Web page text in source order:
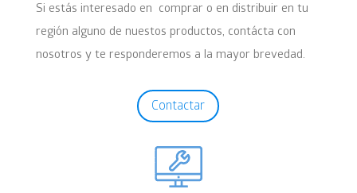
Si estás interesado en comprar o en distribuir en tu
región alguno de nuestos productos, contácta con
nosotros y te responderemos a la mayor brevedad.
Contactar